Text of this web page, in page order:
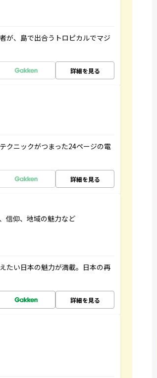
が、島で出合うトロピカルでマジ
詳細を見る
クニックがつまった24ページの電
詳細を見る
信仰、地域の魅力など
たい日本の魅力が満載。日本の再
詳細を見る